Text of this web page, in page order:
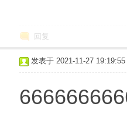
回复
发表于 2021-11-27 19:19:55